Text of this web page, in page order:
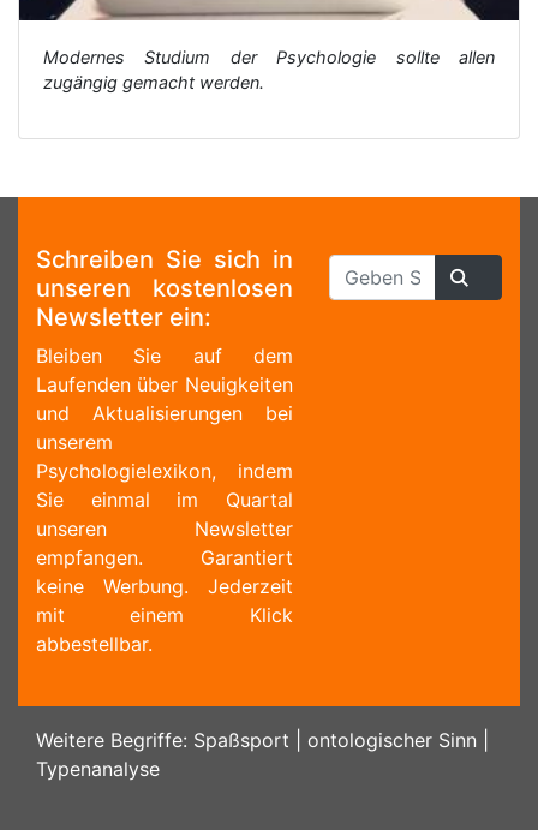
Modernes Studium der Psychologie sollte allen
zugängig gemacht werden.
Schreiben Sie sich in
unseren kostenlosen
Newsletter ein:
Bleiben Sie auf dem
Laufenden über Neuigkeiten
und Aktualisierungen bei
unserem
Psychologielexikon, indem
Sie einmal im Quartal
unseren Newsletter
empfangen. Garantiert
keine Werbung. Jederzeit
mit einem Klick
abbestellbar.
Weitere Begriffe: Spaßsport ontologischer Sinn
Typenanalyse